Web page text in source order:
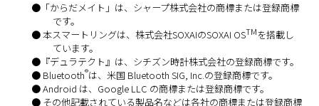
●「からだメイト」は、シャープ株式会社の商標または登録商標
です。
● 本スマートリングは、株式会社SOXAIのSOXAI OSTMを搭載し
ています。
●『デュラテクト』は、シチズン時計株式会社の登録商標です。
● Bluetooth®は、米国 Bluetooth SIG, Inc.の登録商標です。
● Android は、Google LLC の商標または登録商標です。
● その他記載されている製品名などは各社の商標または登録商標